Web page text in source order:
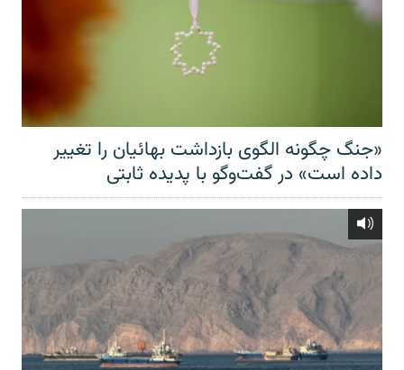
«جنگ چگونه الگوی بازداشت بهائیان را تغییر
داده است» در گفت‌وگو با پدیده ثابتی